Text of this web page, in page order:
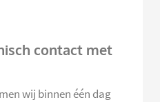
contact met
wij binnen één dag